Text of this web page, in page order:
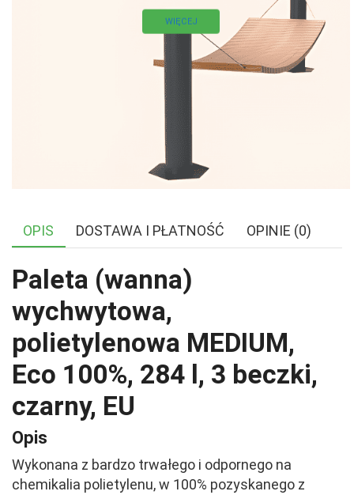
WIĘCEJ
OPIS DOSTAWA I PŁATNOŚĆ OPINIE (0)
Paleta (wanna)
wychwytowa,
polietylenowa MEDIUM,
Eco 100%, 284 l, 3 beczki,
czarny, EU
Opis
Wykonana z bardzo trwałego i odpornego na
chemikalia polietylenu, w 100% pozyskanego z